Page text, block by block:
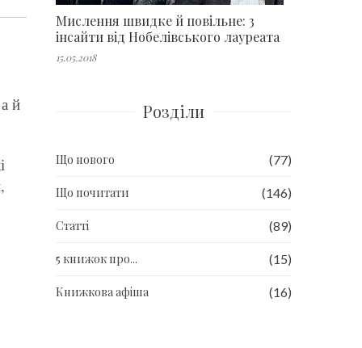
й
Мислення швидке й повільне: 3
інсайти від Нобелівського лауреата
15.05.2018
Розділи
Що нового (77)
Що почитати (146)
Статті (89)
5 книжок про... (15)
Книжкова афіша (16)